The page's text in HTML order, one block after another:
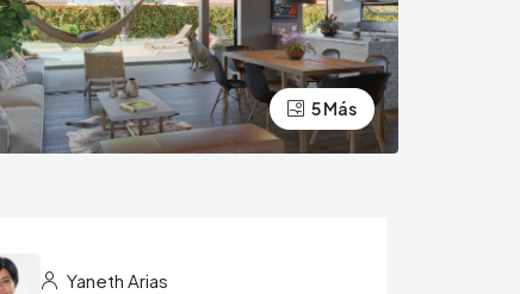
5 Más
Yaneth Arias